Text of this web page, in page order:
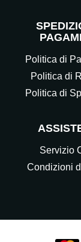
Politica di
Politica di
Politica di
Servizio
Condizioni